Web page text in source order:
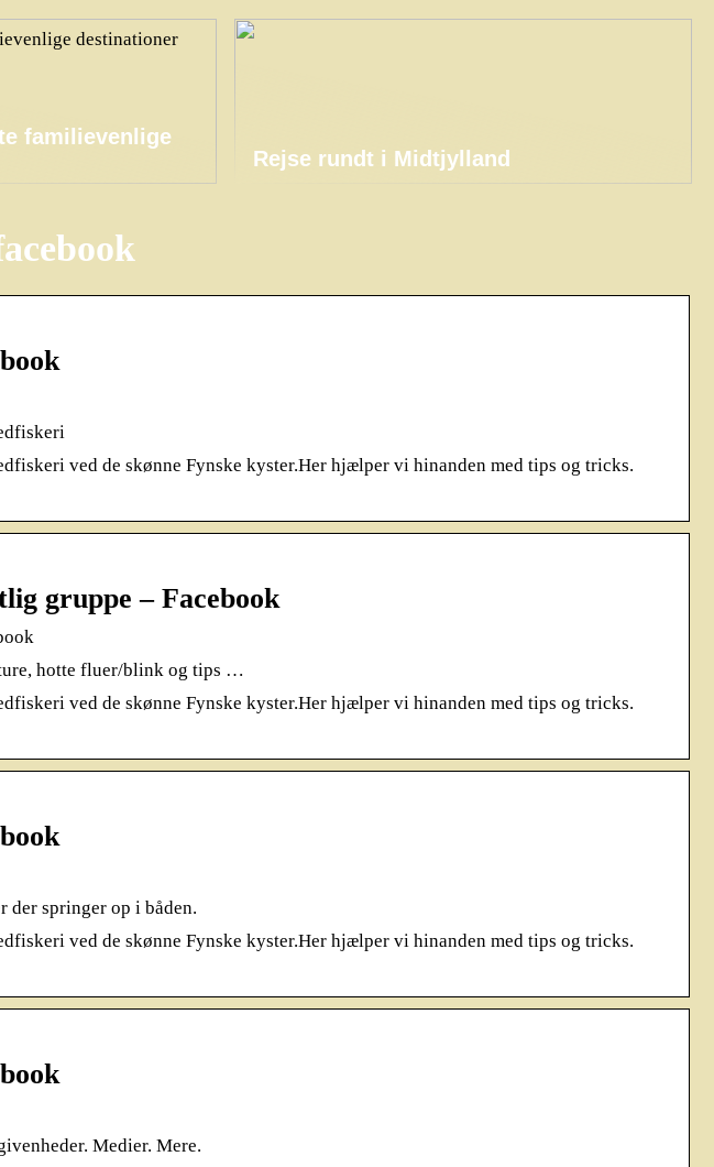
familievenlige
Rejse rundt i Midtjylland
ved de skønne Fynske kyster.Her hjælper vi hinanden med tips og tricks.
gruppe – Facebook
hotte fluer/blink og tips …
ved de skønne Fynske kyster.Her hjælper vi hinanden med tips og tricks.
der springer op i båden.
ved de skønne Fynske kyster.Her hjælper vi hinanden med tips og tricks.
Medier. Mere.